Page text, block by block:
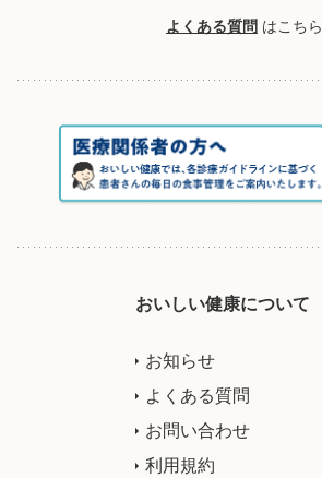
よくある質問 はこちら
おいしい健康について
お知らせ
よくある質問
お問い合わせ
利用規約